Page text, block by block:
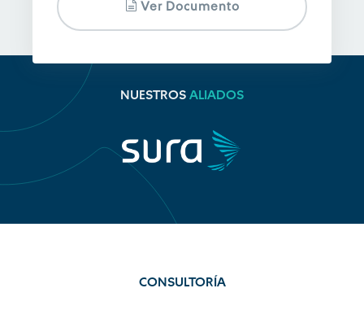
Ver Documento
NUESTROS ALIADOS
CONSULTORÍA